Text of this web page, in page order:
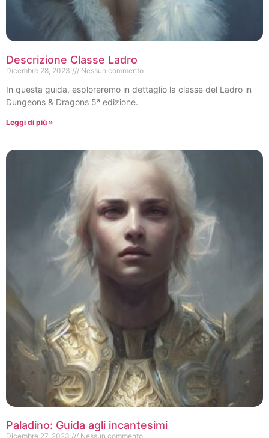
Descrizione Classe Ladro
Dicembre 28, 2023 Nessun commento
In questa guida, esploreremo in dettaglio la classe del Ladro in
Dungeons & Dragons 5ª edizione.
Leggi di più »
Paladino: Guida agli incantesimi
Dicembre 27, 2023 Nessun commento